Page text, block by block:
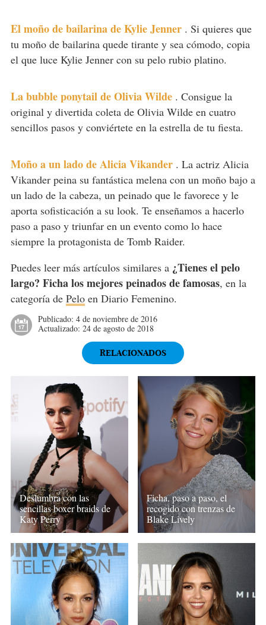
El moño de bailarina de Kylie Jenner . Si quieres que
tu moño de bailarina quede tirante y sea cómodo, copia
el que luce Kylie Jenner con su pelo rubio platino.
La bubble ponytail de Olivia Wilde . Consigue la
original y divertida coleta de Olivia Wilde en cuatro
sencillos pasos y conviértete en la estrella de tu fiesta.
Moño a un lado de Alicia Vikander . La actriz Alicia
Vikander peina su fantástica melena con un moño bajo a
un lado de la cabeza, un peinado que le favorece y le
aporta sofisticación a su look. Te enseñamos a hacerlo
paso a paso y triunfar en un evento como lo hace
siempre la protagonista de Tomb Raider.
Puedes leer más artículos similares a ¿Tienes el pelo
largo? Ficha los mejores peinados de famosas, en la
categoría de Peloen Diario Femenino.
Publicado: 4 de noviembre de 2016
Actualizado: 24 de agosto de 2018
RELACIONADOS
Deslumbra con las
sencillas boxer braids de
Katy Perry
Ficha, paso a paso, el
recogido con trenzas de
Blake Lively